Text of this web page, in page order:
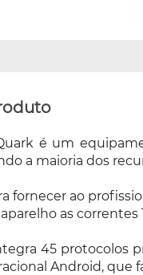
da mão, de fácil
de evolução
garantindo sempre
de maneira simples
de recursos!
é um
a maioria dos
fornecer ao
as
45 protocolos
Android, que